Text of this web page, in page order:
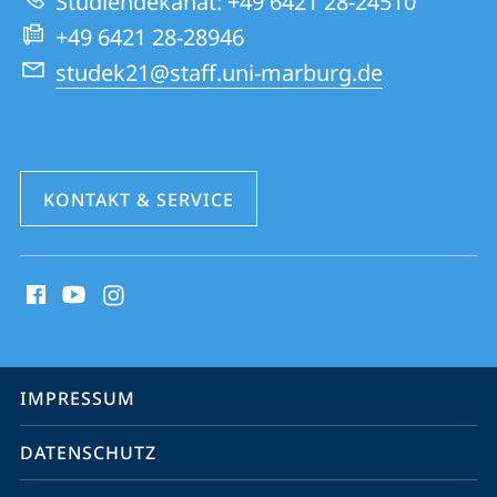
Website
Erziehungswissenschaften
+49 6421 28-28946
studek21@staff.uni-marburg.de
KONTAKT & SERVICE
Media
Service-
Navigation
IMPRESSUM
DATENSCHUTZ